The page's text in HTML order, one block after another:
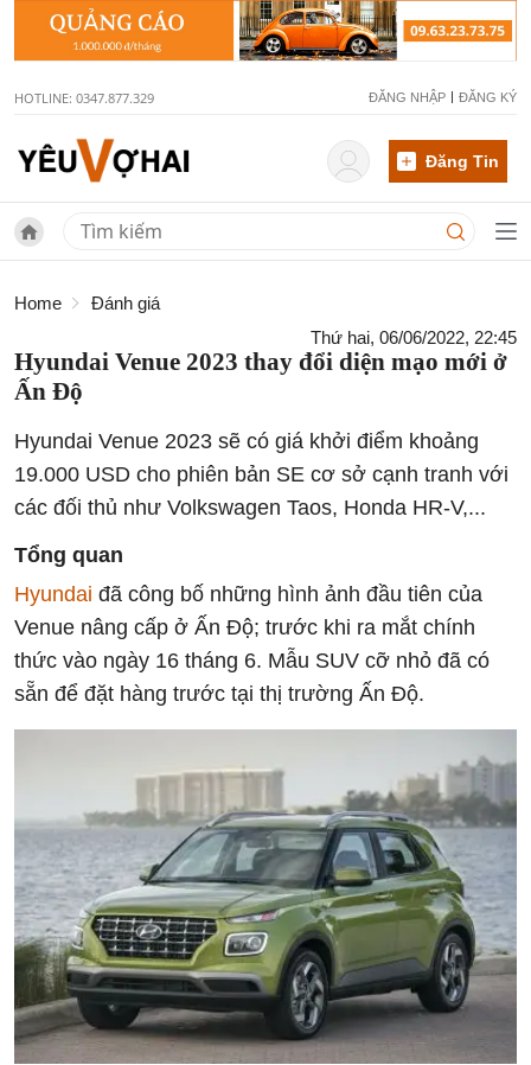
HOTLINE: 0347.877.329 ĐĂNG NHẬP ĐĂNG KÝ
Đăng Tin
Home
Đánh giá
Thứ hai, 06/06/2022, 22:45
Hyundai Venue 2023 thay đổi diện mạo mới ở
Ấn Độ
Hyundai Venue 2023 sẽ có giá khởi điểm khoảng
19.000 USD cho phiên bản SE cơ sở cạnh tranh với
các đối thủ như Volkswagen Taos, Honda HR-V,...
Tổng quan
Hyundai đã công bố những hình ảnh đầu tiên của
Venue nâng cấp ở Ấn Độ; trước khi ra mắt chính
thức vào ngày 16 tháng 6. Mẫu SUV cỡ nhỏ đã có
sẵn để đặt hàng trước tại thị trường Ấn Độ.